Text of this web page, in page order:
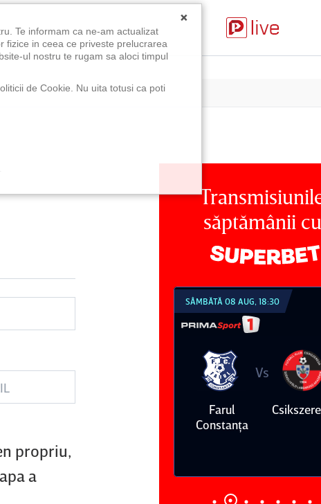
propriu,
a
săptămânii cu
SÂMBĂTĂ 08 AUG, 18:30
Vs
SÂMBĂTĂ 08 AUG, 21:30
Dinamo
Vs
FC
×
Te informam ca ne-am actualizat
fizice in ceea ce priveste prelucrarea
ul nostru te rugam sa aloci timpul
de Cookie. Nu uita totusi ca poti